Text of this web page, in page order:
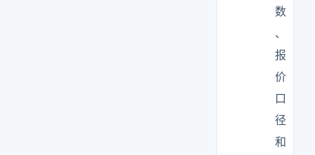
数
、
报
价
口
径
和